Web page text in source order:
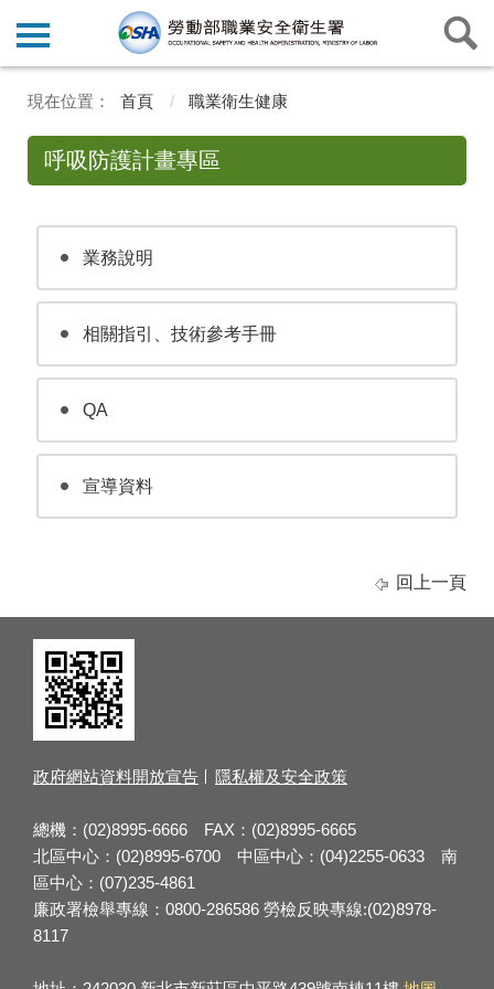
首頁 職業衛生健康
呼吸防護計畫專區
業務說明
相關指引、技術參考手冊
QA
宣導資料
回上一頁
政府網站資料開放宣告 隱私權及安全政策
總機：(02)8995-6666 FAX：(02)8995-6665
北區中心：(02)8995-6700 中區中心：(04)2255-0633 南
區中心：(07)235-4861
廉政署檢舉專線：0800-286586 勞檢反映專線:(02)8978-
8117